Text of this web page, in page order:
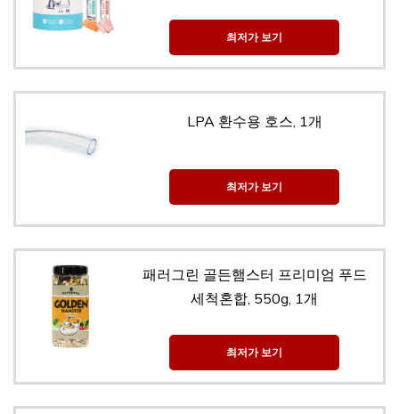
최저가 보기
LPA 환수용 호스, 1개
최저가 보기
패러그린 골든햄스터 프리미엄 푸드
세척혼합, 550g, 1개
최저가 보기